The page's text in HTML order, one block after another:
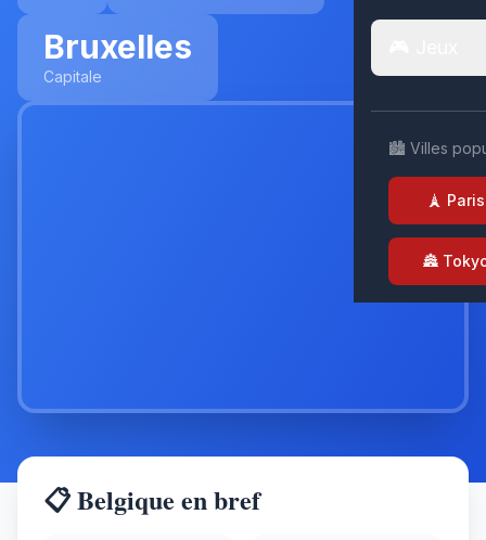
🏙️ Villes
🗼 Paris
🏯
Bruxelles
Capitale
📋 Belgique en bref